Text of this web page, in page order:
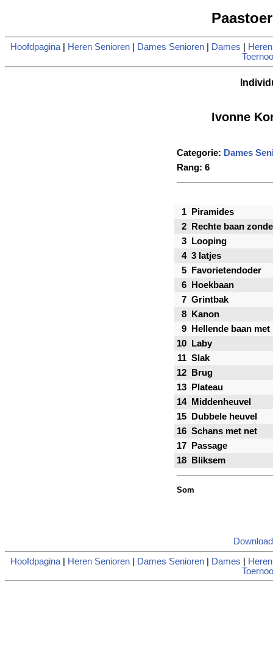
Hoofdpagina| Heren Senioren| Dames Senioren| Dames Heren
Ivonne
Categorie: Dames
Rang: 6
1
Piramides
2
Rechte baan
3
Looping
4 3 latjes
5
Favorietendoder
6
Hoekbaan
7 Grintbak
8
Kanon
9
Hellende baan met
10
Laby
11 Slak
12
Brug
13
Plateau
14
Middenheuvel
15
Dubbele heuvel
16 Schans met net
17
Passage
18
Bliksem
Som
Hoofdpagina| Heren Senioren| Dames Senioren| Dames Heren